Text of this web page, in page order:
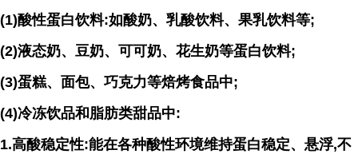
(1)酸性蛋白饮料:如酸奶、乳酸饮料、果乳饮料等;
(2)液态奶、豆奶、可可奶、花生奶等蛋白饮料;
(3)蛋糕、面包、巧克力等焙烤食品中;
(4)冷冻饮品和脂肪类甜品中:
1.高酸稳定性:能在各种酸性环境维持蛋白稳定、悬浮,不